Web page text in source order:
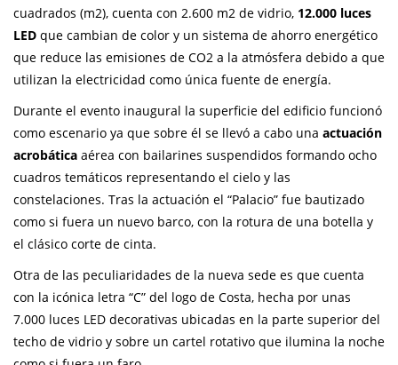
cuadrados (m2), cuenta con 2.600 m2 de vidrio, 12.000 luces
LED que cambian de color y un sistema de ahorro energético
que reduce las emisiones de CO2 a la atmósfera debido a que
utilizan la electricidad como única fuente de energía.
Durante el evento inaugural la superficie del edificio funcionó
como escenario ya que sobre él se llevó a cabo una actuación
acrobática aérea con bailarines suspendidos formando ocho
cuadros temáticos representando el cielo y las
constelaciones. Tras la actuación el “Palacio” fue bautizado
como si fuera un nuevo barco, con la rotura de una botella y
el clásico corte de cinta.
Otra de las peculiaridades de la nueva sede es que cuenta
con la icónica letra “C” del logo de Costa, hecha por unas
7.000 luces LED decorativas ubicadas en la parte superior del
techo de vidrio y sobre un cartel rotativo que ilumina la noche